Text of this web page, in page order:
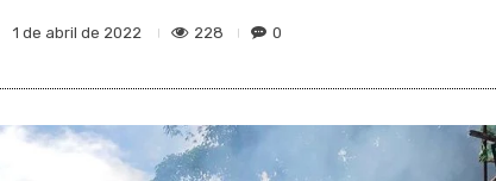
1 de abril de 2022 228 0